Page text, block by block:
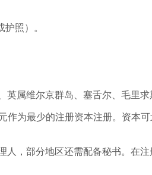
照）。
属维尔京群岛、塞舌尔、毛里求
为最少的注册资本注册。资本
，部分地区还需配备秘书。在